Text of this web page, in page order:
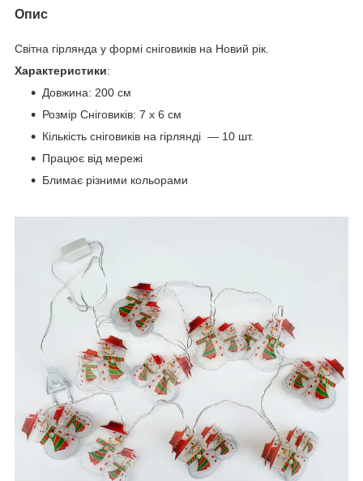
Опис
Світна гірлянда у формі сніговиків на Новий рік.
Характеристики:
Довжина: 200 см
Розмір Сніговиків: 7 х 6 см
Кількість сніговиків на гірлянді — 10 шт.
Працює від мережі
Блимає різними кольорами